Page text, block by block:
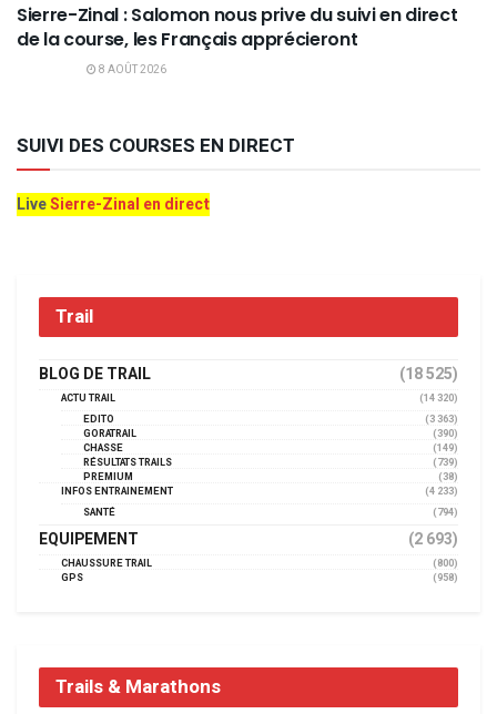
Sierre-Zinal : Salomon nous prive du suivi en direct
de la course, les Français apprécieront
8 AOÛT 2026
SUIVI DES COURSES EN DIRECT
LiveSierre-Zinal en direct
Trail
BLOG DE TRAIL (18 525)
ACTU TRAIL
(14 320)
EDITO
(3 363)
GORATRAIL
(390)
CHASSE
(149)
RÉSULTATS TRAILS
(739)
PREMIUM
(38)
INFOS ENTRAINEMENT
(4 233)
SANTÉ
(794)
EQUIPEMENT (2 693)
CHAUSSURE TRAIL
(800)
GPS
(958)
Trails & Marathons